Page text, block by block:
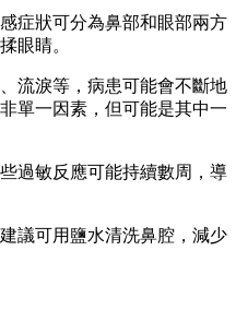
症狀可分為鼻部和眼部兩方
眼睛。
流淚等，病患可能會不斷地
單一因素，但可能是其中一
過敏反應可能持續數周，導
議可用鹽水清洗鼻腔，減少